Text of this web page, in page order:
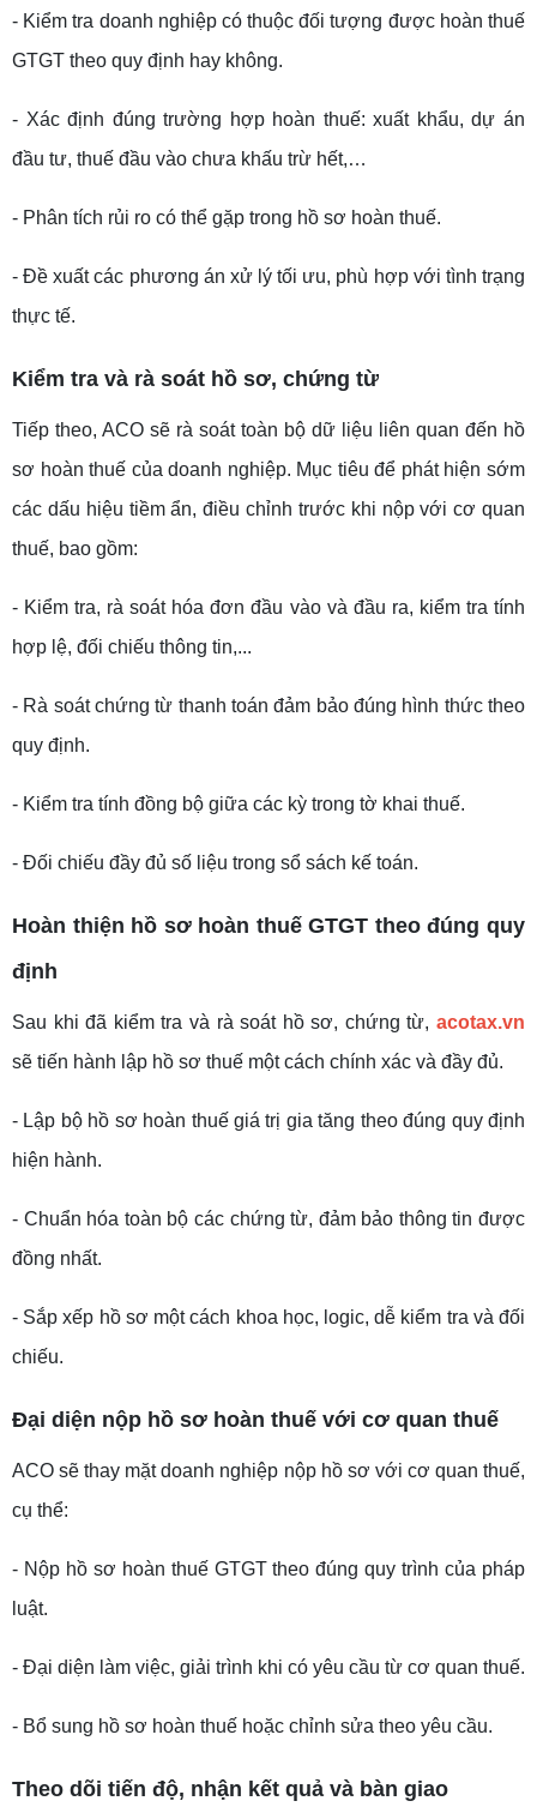
- Kiểm tra doanh nghiệp có thuộc đối tượng được hoàn thuế
GTGT theo quy định hay không.
- Xác định đúng trường hợp hoàn thuế: xuất khẩu, dự án
đầu tư, thuế đầu vào chưa khấu trừ hết,…
- Phân tích rủi ro có thể gặp trong hồ sơ hoàn thuế.
- Đề xuất các phương án xử lý tối ưu, phù hợp với tình trạng
thực tế.
Kiểm tra và rà soát hồ sơ, chứng từ
Tiếp theo, ACO sẽ rà soát toàn bộ dữ liệu liên quan đến hồ
sơ hoàn thuế của doanh nghiệp. Mục tiêu để phát hiện sớm
các dấu hiệu tiềm ẩn, điều chỉnh trước khi nộp với cơ quan
thuế, bao gồm:
- Kiểm tra, rà soát hóa đơn đầu vào và đầu ra, kiểm tra tính
hợp lệ, đối chiếu thông tin,...
- Rà soát chứng từ thanh toán đảm bảo đúng hình thức theo
quy định.
- Kiểm tra tính đồng bộ giữa các kỳ trong tờ khai thuế.
- Đối chiếu đầy đủ số liệu trong sổ sách kế toán.
Hoàn thiện hồ sơ hoàn thuế GTGT theo đúng quy
định
Sau khi đã kiểm tra và rà soát hồ sơ, chứng từ, acotax.vn
sẽ tiến hành lập hồ sơ thuế một cách chính xác và đầy đủ.
- Lập bộ hồ sơ hoàn thuế giá trị gia tăng theo đúng quy định
hiện hành.
- Chuẩn hóa toàn bộ các chứng từ, đảm bảo thông tin được
đồng nhất.
- Sắp xếp hồ sơ một cách khoa học, logic, dễ kiểm tra và đối
chiếu.
Đại diện nộp hồ sơ hoàn thuế với cơ quan thuế
ACO sẽ thay mặt doanh nghiệp nộp hồ sơ với cơ quan thuế,
cụ thể:
- Nộp hồ sơ hoàn thuế GTGT theo đúng quy trình của pháp
luật.
- Đại diện làm việc, giải trình khi có yêu cầu từ cơ quan thuế.
- Bổ sung hồ sơ hoàn thuế hoặc chỉnh sửa theo yêu cầu.
Theo dõi tiến độ, nhận kết quả và bàn giao